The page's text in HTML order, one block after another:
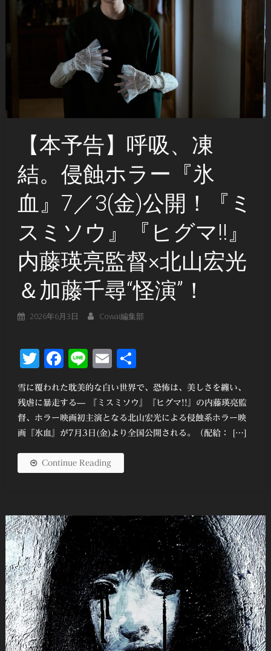
【本予告】呼吸、凍
結。侵蝕ホラー『氷
血』7／3(金)公開！『ミ
スミソウ』『ヒグマ!!』
内藤瑛亮監督×北山宏光
＆加藤千尋“怪演”！
2026年6月3日 Cowai編集部
Twitter
Facebook
LineEmail
雪に覆われた耽美的な白い世界で、恐怖は、美しさを纏い、
残虐に暴走する— 『ミスミソウ』『ヒグマ!!』の内藤瑛亮監
督、ホラー映画初主演となる北山宏光による侵蝕系ホラー映
画『氷血』が7月3日(金)より全国公開される。（配給： […]
Continue Reading